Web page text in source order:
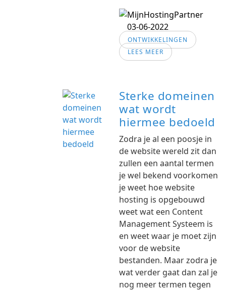
03-06-2022
ONTWIKKELINGEN
LEES MEER
Sterke domeinen
wat wordt
hiermee bedoeld
Zodra je al een poosje in
de website wereld zit dan
zullen een aantal termen
je wel bekend voorkomen
je weet hoe website
hosting is opgebouwd
weet wat een Content
Management Systeem is
en weet waar je moet zijn
voor de website
bestanden. Maar zodra je
wat verder gaat dan zal je
nog meer termen tegen